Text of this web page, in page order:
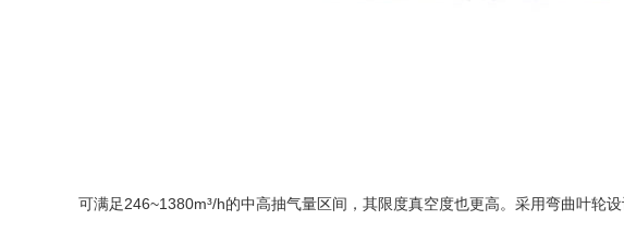
可满足246~1380m³/h的中高抽气量区间，其限度真空度也更高。采用弯曲叶轮